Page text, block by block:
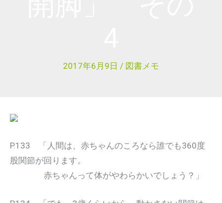
2017年6月9日 / 図書メモ
P.133 「人間は、赤ちゃんのころなら誰でも360度
股関節が回ります。
赤ちゃんって体がやわらかいでしょう？」